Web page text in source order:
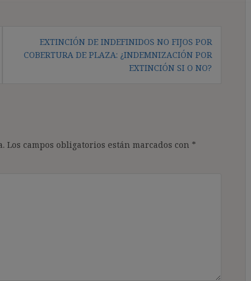
EXTINCIÓN DE INDEFINIDOS NO FIJOS POR
COBERTURA DE PLAZA: ¿INDEMNIZACIÓN POR
EXTINCIÓN SI O NO?
Los campos obligatorios están marcados con *